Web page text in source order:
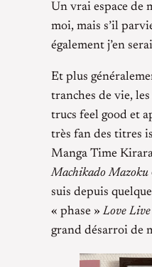
Un vrai espace de
moi, mais s’il
également j’en
Et plus
tranches de vie,
trucs feel good et
très fan des titres
Manga Time
Machikado Mazoku
suis depuis
« phase » Love Live
grand désarroi de